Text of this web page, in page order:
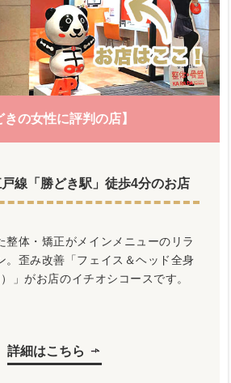
きの女性に評判の店】
線「勝どき駅」徒歩4分のお店
整体・矯正がメインメニューのリラ
。歪み改善「フェイス＆ヘッド全身
」がお店のイチオシコースです。
詳細はこちら